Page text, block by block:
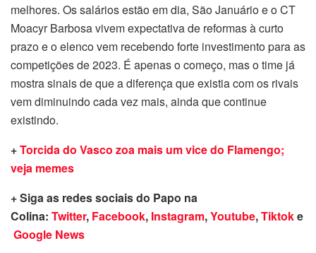
melhores. Os salários estão em dia, São Januário e o CT
Moacyr Barbosa vivem expectativa de reformas à curto
prazo e o elenco vem recebendo forte investimento para as
competições de 2023. É apenas o começo, mas o time já
mostra sinais de que a diferença que existia com os rivais
vem diminuindo cada vez mais, ainda que continue
existindo.
+Torcida do Vasco zoa mais um vice do Flamengo;
veja memes
+ Siga as redes sociais do Papo na
Colina: Twitter, Facebook, Instagram,Youtube,Tiktoke
Google News